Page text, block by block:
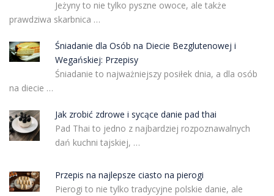
Jeżyny to nie tylko pyszne owoce, ale także
prawdziwa skarbnica …
Śniadanie dla Osób na Diecie Bezglutenowej i
Wegańskiej: Przepisy
Śniadanie to najważniejszy posiłek dnia, a dla osób
na diecie …
Jak zrobić zdrowe i sycące danie pad thai
Pad Thai to jedno z najbardziej rozpoznawalnych
dań kuchni tajskiej, …
Przepis na najlepsze ciasto na pierogi
Pierogi to nie tylko tradycyjne polskie danie, ale